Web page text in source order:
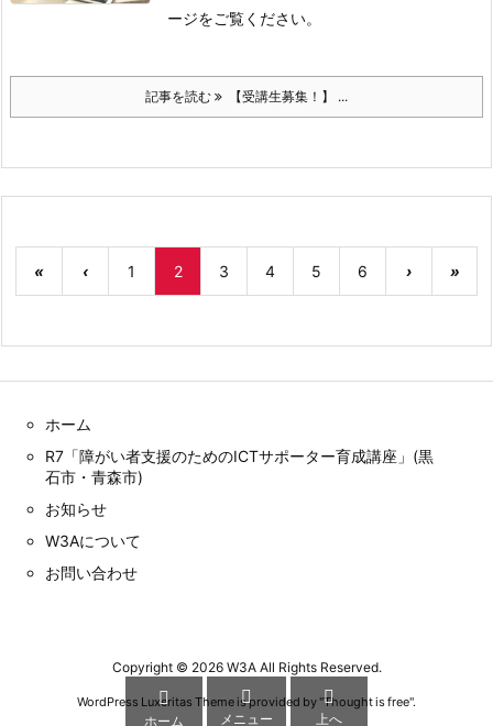
ージをご覧ください。
記事を読む 【受講生募集！】 ...
« ‹ 1 2 3 4 5 6 › »
ホーム
R7「障がい者支援のためのICTサポーター育成講座」(黒
石市・青森市)
お知らせ
W3Aについて
お問い合わせ
Copyright © 2026 W3AAll Rights Reserved.
WordPress Luxeritas Theme is provided by "Thought is free".

ホーム

メニュー

上へ